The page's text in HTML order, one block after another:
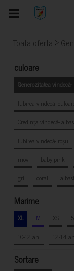
Toata oferta >
culoare
Generozitatea
Iubirea vindecă-
Credința vindecă-
Iubirea vindecă- roșu
mov
baby pink
gri
coral
Marime
XL M XS
10-12 ani
12-14
Sortare